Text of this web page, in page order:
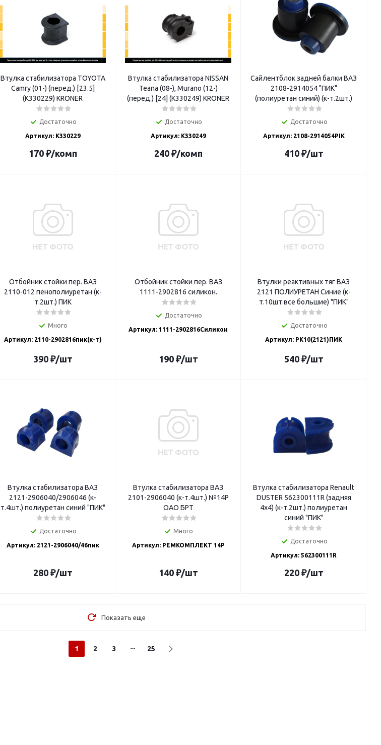
Втулка стабилизатора TOYOTA
Camry (01-) (перед.) [23.5]
(K330229) KRONER
Достаточно
Артикул: K330229
170₽/комп
Втулка стабилизатора NISSAN
Teana (08-), Murano (12-)
(перед.) [24] (K330249) KRONER
Достаточно
Артикул: K330249
240₽/комп
Сайлентблок задней балки ВАЗ
2108-2914054 "ПИК"
(полиуретан синий) (к-т.2шт.)
Достаточно
Артикул: 2108-2914054PIK
410₽/шт
Отбойник стойки пер. ВАЗ
2110-012 пенополиуретан (к-
т.2шт.) ПИК
Много
Артикул: 2110-2902816пик(к-т)
390₽/шт
Отбойник стойки пер. ВАЗ
1111-2902816 силикон.
Достаточно
Артикул: 1111-2902816Силикон
190₽/шт
Втулки реактивных тяг ВАЗ
2121 ПОЛИУРЕТАН Синие (к-
т.10шт.все большие) "ПИК"
Достаточно
Артикул: РК10(2121)ПИК
540₽/шт
Втулка стабилизатора ВАЗ
2121-2906040/2906046 (к-
т.4шт.) полиуретан синий "ПИК"
Достаточно
Артикул: 2121-2906040/46пик
280₽/шт
Втулка стабилизатора ВАЗ
2101-2906040 (к-т.4шт.) №14Р
ОАО БРТ
Много
Артикул: РЕМКОМПЛЕКТ 14Р
140₽/шт
Втулка стабилизатора Renault
DUSTER 562300111R (задняя
4х4) (к-т.2шт.) полиуретан
синий "ПИК"
Достаточно
Артикул: 562300111R
220₽/шт
Показать еще
1 2 3 25